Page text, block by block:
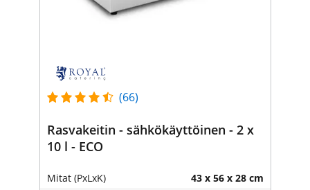
(66)
Rasvakeitin - sähkökäyttöinen - 2 x
10 l - ECO
Mitat (PxLxK) 43 x 56 x 28 cm